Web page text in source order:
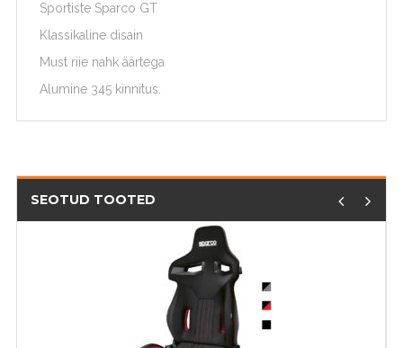
Sportiste Sparco GT
Klassikaline disain
Must riie nahk äärtega
Alumine 345 kinnitus.
SEOTUD TOOTED